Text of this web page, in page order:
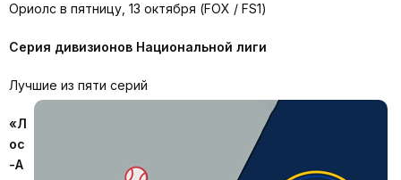
Ориолс в пятницу, 13 октября (FOX / FS1)
Серия дивизионов Национальной лиги
Лучшие из пяти серий
«Л
ос
-А